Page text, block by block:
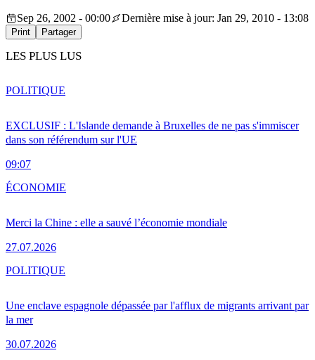
Sep 26, 2002 - 00:00
Dernière mise à jour: Jan 29, 2010 - 13:08
Print Partager
LES PLUS LUS
EXCLUSIF : L'Islande demande à Bruxelles de ne pas s'immiscer
dans son référendum sur l'UE
09:07
POLITIQUE
Merci la Chine : elle a sauvé l’économie mondiale
27.07.2026
ÉCONOMIE
Une enclave espagnole dépassée par l'afflux de migrants arrivant par
la mer
30.07.2026
POLITIQUE